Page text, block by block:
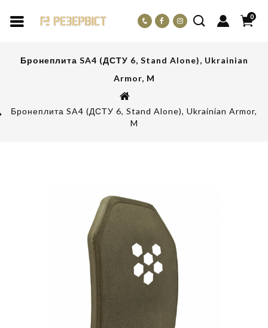
0
Бронеплита SA4 (ДСТУ 6, Stand Alone), Ukrainian
Armor, M
Бронеплита SA4 (ДСТУ 6, Stand Alone), Ukrainian Armor,
M